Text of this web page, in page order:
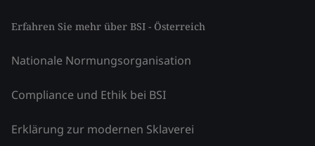
Erfahren Sie mehr über BSI - Österreich
Nationale Normungsorganisation
Compliance und Ethik bei BSI
Erklärung zur modernen Sklaverei